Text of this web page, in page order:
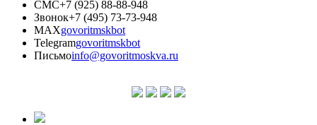
СМС+7 (925) 88-88-948
Звонок+7 (495) 73-73-948
MAXgovoritmskbot
Telegramgovoritmskbot
Письмоinfo@govoritmoskva.ru